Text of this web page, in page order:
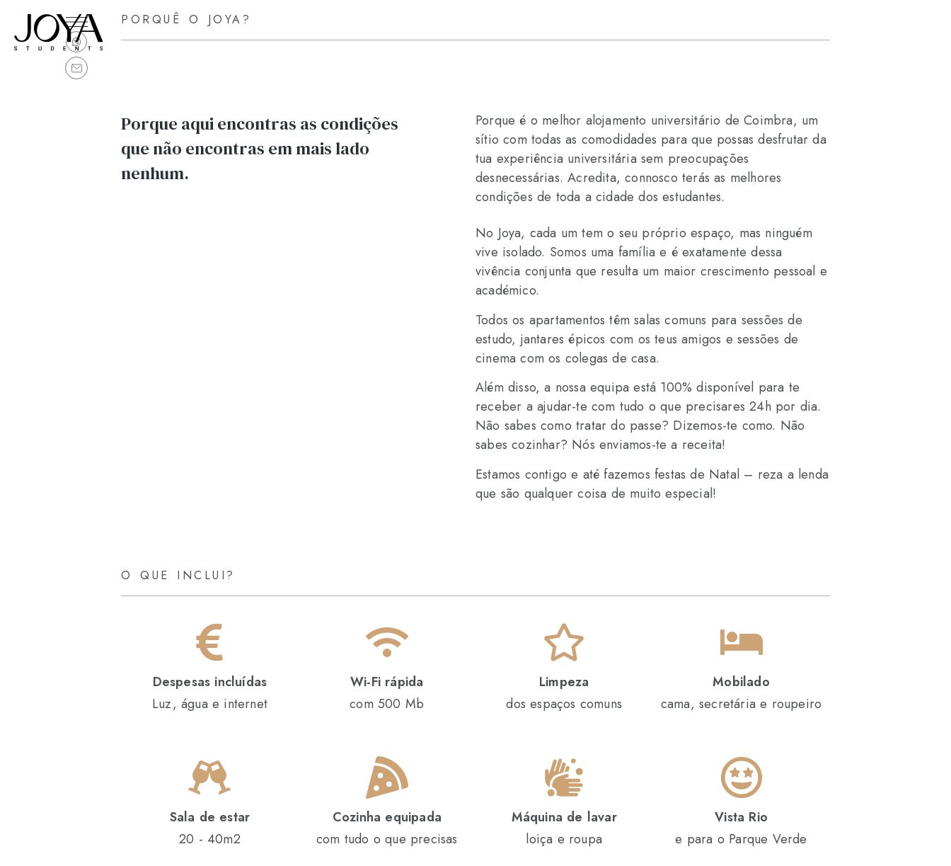
PORQUÊ O JOYA?
Porque aqui encontras as condições
que não encontras em mais lado
nenhum.
Porque é o melhor alojamento universitário de Coimbra, um
sítio com todas as comodidades para que possas desfrutar da
tua experiência universitária sem preocupações
desnecessárias. Acredita, connosco terás as melhores
condições de toda a cidade dos estudantes.
No Joya, cada um tem o seu próprio espaço, mas ninguém
vive isolado. Somos uma família e é exatamente dessa
vivência conjunta que resulta um maior crescimento pessoal e
académico.
Todos os apartamentos têm salas comuns para sessões de
estudo, jantares épicos com os teus amigos e sessões de
cinema com os colegas de casa.
Além disso, a nossa equipa está 100% disponível para te
receber a ajudar-te com tudo o que precisares 24h por dia.
Não sabes como tratar do passe? Dizemos-te como. Não
sabes cozinhar? Nós enviamos-te a receita!
Estamos contigo e até fazemos festas de Natal – reza a lenda
que são qualquer coisa de muito especial!
O QUE INCLUI?
Despesas incluídas
Luz, água e internet
Wi-Fi rápida
com 500 Mb
Limpeza
dos espaços comuns
Mobilado
cama, secretária e roupeiro
Sala de estar
20 - 40m2
Cozinha equipada
com tudo o que precisas
Máquina de lavar
loiça e roupa
Vista Rio
e para o Parque Verde